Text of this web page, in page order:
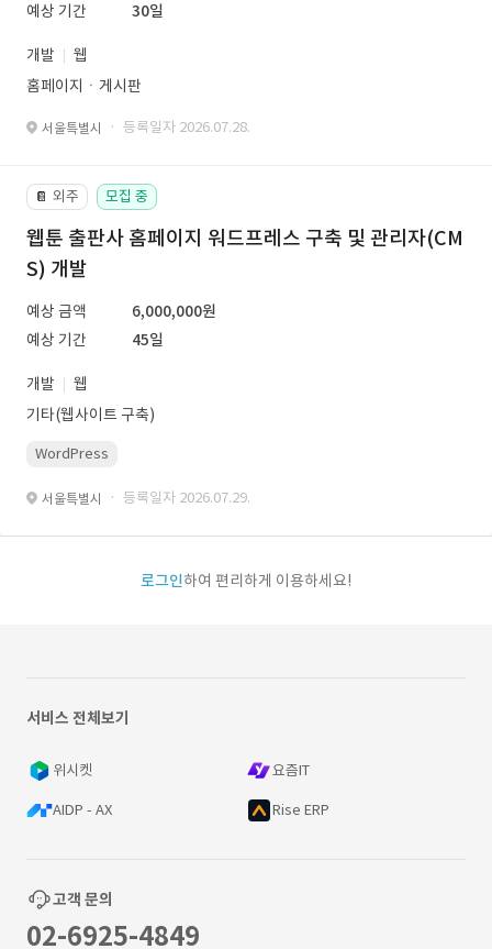
예상 기간
30일
개발
웹
홈페이지ㆍ게시판
서울특별시 · 등록일자 2026.07.28.
📔 외주 모집 중
웹툰 출판사 홈페이지 워드프레스 구축 및 관리자(CM
S) 개발
예상 금액
6,000,000원
예상 기간
45일
개발
웹
기타(웹사이트 구축)
WordPress
서울특별시 · 등록일자 2026.07.29.
로그인하여 편리하게 이용하세요!
서비스 전체보기
위시켓 요즘IT
AIDP - AX Rise ERP
고객 문의
02-6925-4849